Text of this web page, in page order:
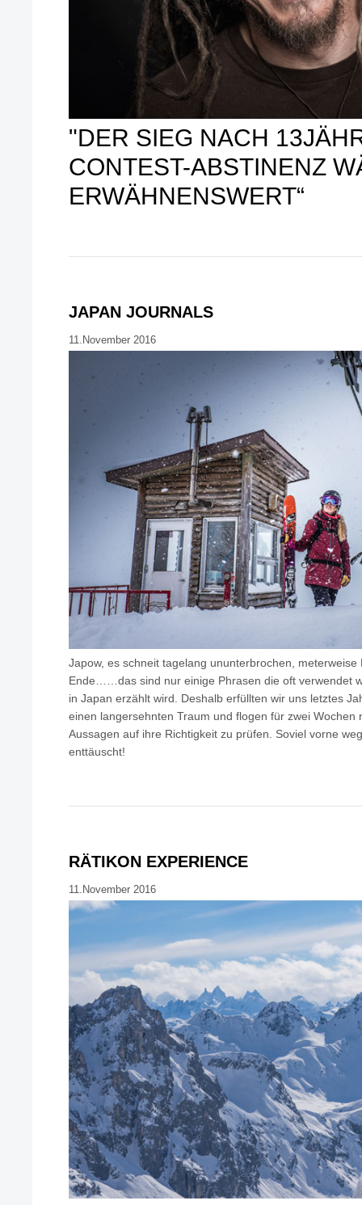
"DER SIEG NACH
CONTEST-ABSTINENZ
ERWÄHNENSWERT“
JAPAN JOURNALS
11.November 2016
Japow, es schneit tagelang ununterbrochen,
Ende……das sind nur einige Phrasen die oft verwendet
in Japan erzählt wird. Deshalb erfüllten wir uns letztes
einen langersehnten Traum und flogen für zwei Wochen
Aussagen auf ihre Richtigkeit zu prüfen. Soviel vorne
enttäuscht!
RÄTIKON EXPERIENCE
11.November 2016